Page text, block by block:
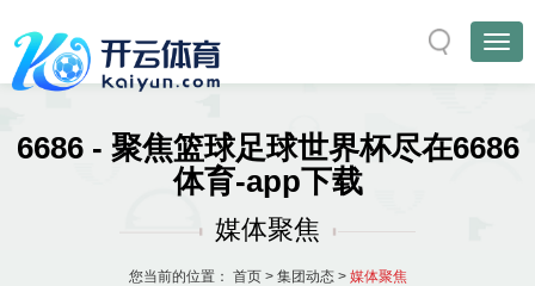
6686 - 聚焦篮球足球世界杯尽在6686
体育-app下载
媒体聚焦
您当前的位置： 首页> 集团动态> 媒体聚焦